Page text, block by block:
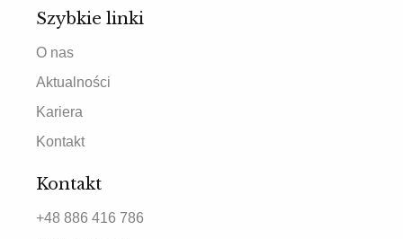
Szybkie linki
O nas
Aktualności
Kariera
Kontakt
Kontakt
+48 886 416 786